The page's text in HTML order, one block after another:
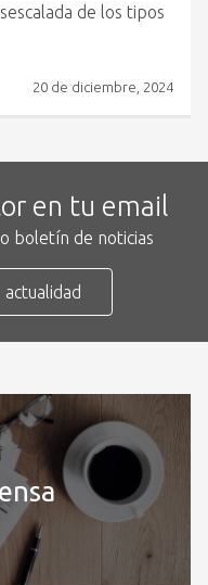
de los tipos
20 de diciembre, 2024
en tu email
boletín de noticias